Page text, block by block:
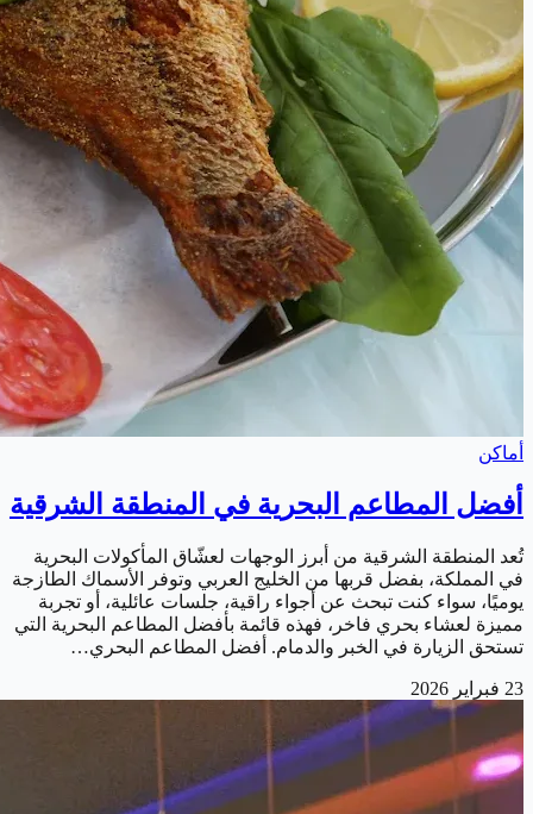
أماكن
أفضل المطاعم البحرية في المنطقة الشرقية
تُعد المنطقة الشرقية من أبرز الوجهات لعشّاق المأكولات البحرية
في المملكة، بفضل قربها من الخليج العربي وتوفر الأسماك الطازجة
يوميًا، سواء كنت تبحث عن أجواء راقية، جلسات عائلية، أو تجربة
مميزة لعشاء بحري فاخر، فهذه قائمة بأفضل المطاعم البحرية التي
تستحق الزيارة في الخبر والدمام. أفضل المطاعم البحري…
23 فبراير 2026